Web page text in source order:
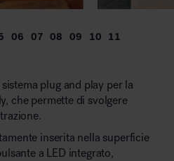
sistema plug and play per la
che permette di svolgere
inserita nella superficie
a LED integrato,